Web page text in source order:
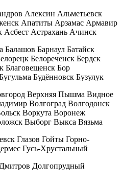
Алексин Альметьевск
Апатиты Арзамас Армавир
Асбест Астрахань Ачинск
Балашов Барнаул Батайск
Белореченск Бердск
Благовещенск Бор
Будённовск Бузулук
Верхняя Пышма Видное
Волгоград Волгодонск
Воркута Воронеж
Выборг Выкса Вязьма
Глазов Гойты Горно-
Гусь-Хрустальный
Долгопрудный